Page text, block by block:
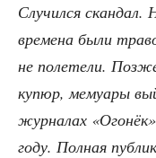
Слу­чил­ся
вре­ме­на были
не поле­те­ли.
купюр, мему­а­ры
жур­на­лах
году. Пол­ная